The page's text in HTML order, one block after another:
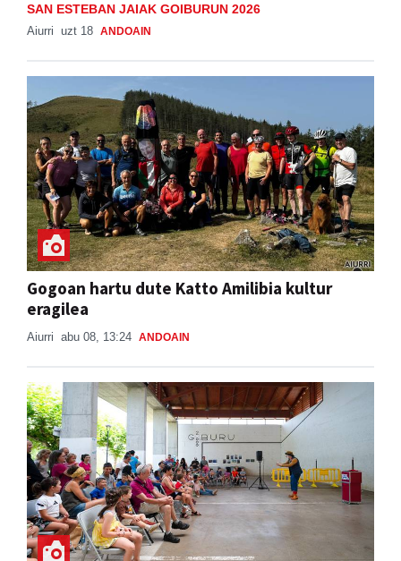
SAN ESTEBAN JAIAK GOIBURUN 2026
Aiurri uzt 18 ANDOAIN
Gogoan hartu dute Katto Amilibia kultur
eragilea
Aiurri abu 08, 13:24 ANDOAIN